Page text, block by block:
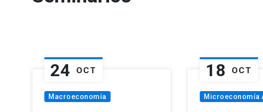
24 OCT
Macroeconomía
18 OCT
Microeconomía